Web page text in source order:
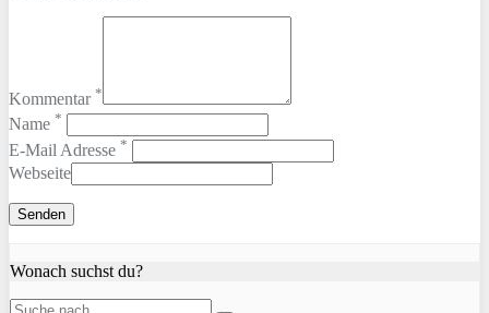
Kommentar *
Name *
E-Mail Adresse *
Webseite
Wonach suchst du?